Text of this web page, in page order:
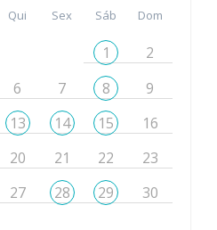
Qui Sex Sáb Dom
1
2
6 7 8
9
13 14 15
16
20 21 22
23
27 28 29
30